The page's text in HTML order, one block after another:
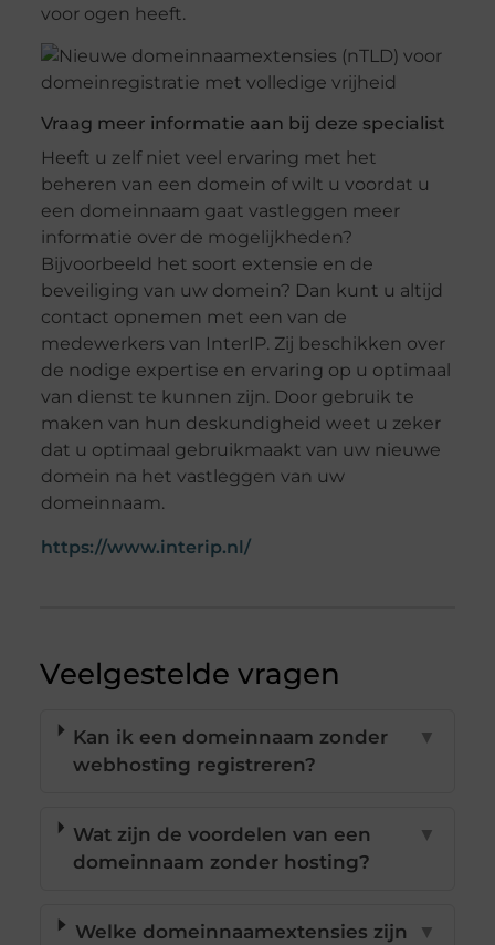
voor ogen heeft.
Vraag meer informatie aan bij deze specialist
Heeft u zelf niet veel ervaring met het
beheren van een domein of wilt u voordat u
een domeinnaam gaat vastleggen meer
informatie over de mogelijkheden?
Bijvoorbeeld het soort extensie en de
beveiliging van uw domein? Dan kunt u altijd
contact opnemen met een van de
medewerkers van InterIP. Zij beschikken over
de nodige expertise en ervaring op u optimaal
van dienst te kunnen zijn. Door gebruik te
maken van hun deskundigheid weet u zeker
dat u optimaal gebruikmaakt van uw nieuwe
domein na het vastleggen van uw
domeinnaam.
https://www.interip.nl/
Veelgestelde vragen
Kan ik een domeinnaam zonder
webhosting registreren?
▼
Wat zijn de voordelen van een
domeinnaam zonder hosting?
▼
Welke domeinnaamextensies zijn
▼